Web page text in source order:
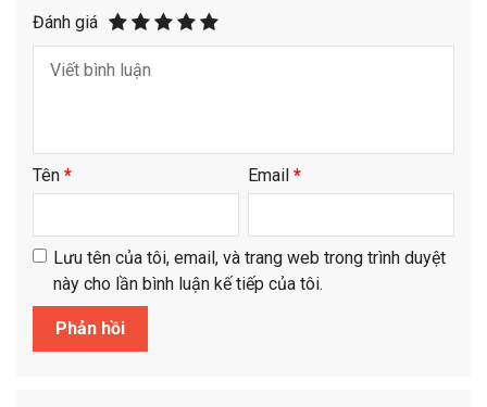
Đánh giá
Tên * Email *
Lưu tên của tôi, email, và trang web trong trình duyệt
này cho lần bình luận kế tiếp của tôi.